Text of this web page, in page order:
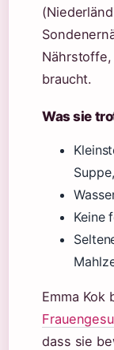
braucht.
Was sie
Keine
Emma Kok
dass sie